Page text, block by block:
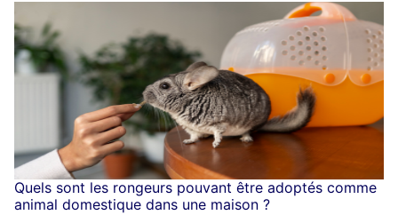
Quels sont les rongeurs pouvant être adoptés comme
animal domestique dans une maison ?